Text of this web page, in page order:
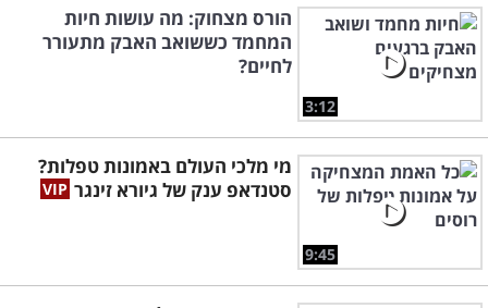
3:12
הורס מצחוק: מה עושות חיות
המחמד כששואב האבק מתעורר
לחיים?
9:45
מי מלכי העולם באמונות טפלות?
סטנדאפ ענק של גיורא זינגר